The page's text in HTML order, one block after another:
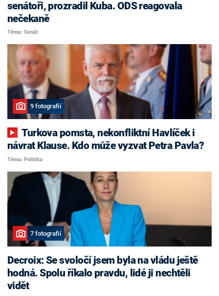
senátoři, prozradil Kuba. ODS reagovala
nečekaně
Téma: Senát
9 fotografií
Turkova pomsta, nekonfliktní Havlíček i
návrat Klause. Kdo může vyzvat Petra Pavla?
Téma: Politika
7 fotografií
Decroix: Se svoločí jsem byla na vládu ještě
hodná. Spolu říkalo pravdu, lidé ji nechtěli
vidět